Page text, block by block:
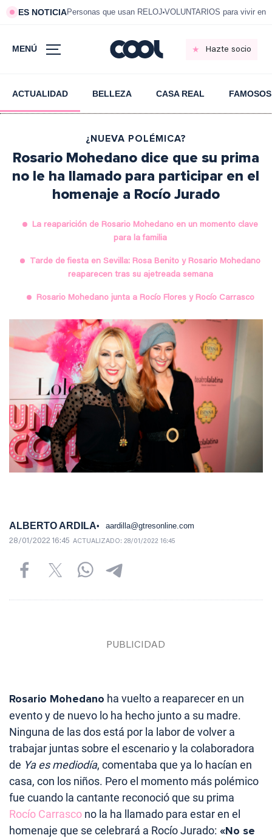
ES NOTICIAPersonas que usan RELOJ VOLUNTARIOS para vivir en
MENÚ Hazte socio
ACTUALIDAD BELLEZA CASA REAL FAMOSOS
¿NUEVA POLÉMICA?
Rosario Mohedano dice que su prima
no le ha llamado para participar en el
homenaje a Rocío Jurado
La reaparición de Rosario Mohedano en un momento clave
para la familia
Tarde de fiesta en Sevilla: Rosa Benito y Rosario Mohedano
reaparecen tras su ajetreada semana
Rosario Mohedano junta a Rocío Flores y Rocío Carrasco
ALBERTO ARDILA aardilla@gtresonline.com
28/01/2022 16:45 ACTUALIZADO: 28/01/2022 16:45
Rosario Mohedano ha vuelto a reaparecer en un
evento y de nuevo lo ha hecho junto a su madre.
Ninguna de las dos está por la labor de volver a
trabajar juntas sobre el escenario y la colaboradora
de Ya es mediodía, comentaba que ya lo hacían en
casa, con los niños. Pero el momento más polémico
fue cuando la cantante reconoció que su prima
Rocío Carrasco no la ha llamado para estar en el
homenaje que se celebrará a Rocío Jurado: «No se